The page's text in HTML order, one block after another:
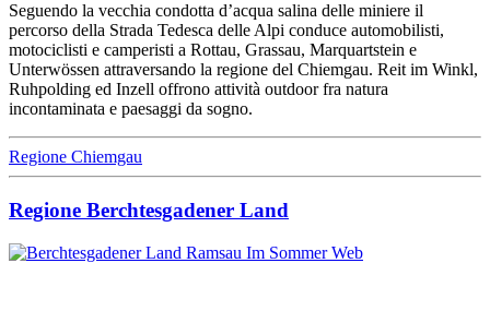
Seguendo la vecchia condotta d’acqua salina delle miniere il
percorso della Strada Tedesca delle Alpi conduce automobilisti,
motociclisti e camperisti a Rottau, Grassau, Marquartstein e
Unterwössen attraversando la regione del Chiemgau. Reit im Winkl,
Ruhpolding ed Inzell offrono attività outdoor fra natura
incontaminata e paesaggi da sogno.
Regione Chiemgau
Regione Berchtesgadener Land